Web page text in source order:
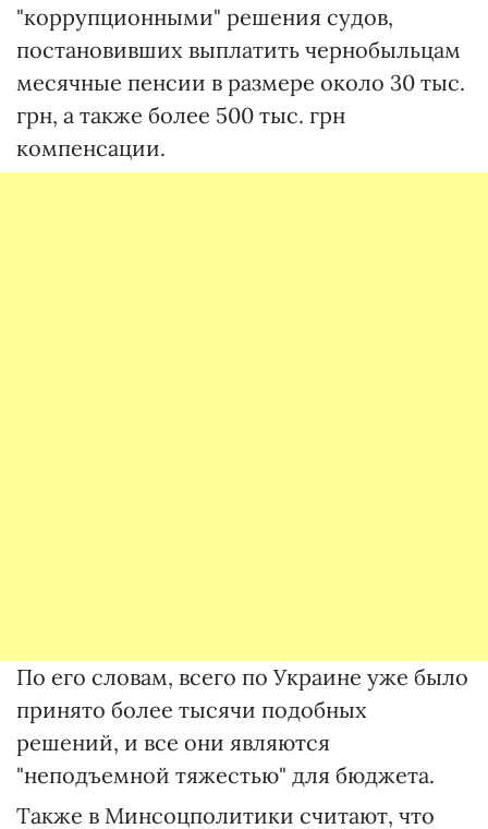
"коррупционными" решения судов,
постановивших выплатить чернобыльцам
месячные пенсии в размере около 30 тыс.
грн, а также более 500 тыс. грн
компенсации.
По его словам, всего по Украине уже было
принято более тысячи подобных
решений, и все они являются
"неподъемной тяжестью" для бюджета.
Также в Минсоцполитики считают, что